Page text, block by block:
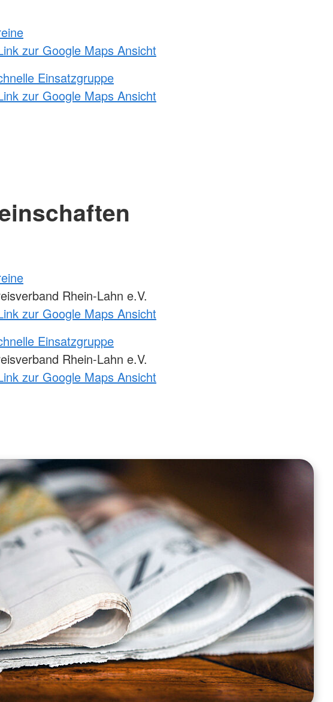
zur Google Maps Ansicht
Einsatzgruppe
zur Google Maps Ansicht
Rhein-Lahn e.V.
zur Google Maps Ansicht
Einsatzgruppe
Rhein-Lahn e.V.
zur Google Maps Ansicht